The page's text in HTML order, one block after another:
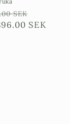
SEK
SEK